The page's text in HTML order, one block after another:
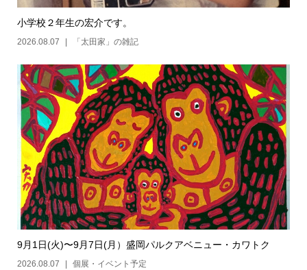
小学校２年生の宏介です。
2026.08.07 「太田家」の雑記
9月1日(火)〜9月7日(月）盛岡パルクアベニュー・カワトク
2026.08.07 個展・イベント予定